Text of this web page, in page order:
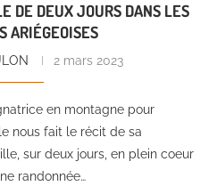
DE DEUX JOURS DANS LES
ARIÉGEOISES
2 mars 2023
en montagne pour
nous fait le récit de sa
sur deux jours, en plein coeur
randonnée…